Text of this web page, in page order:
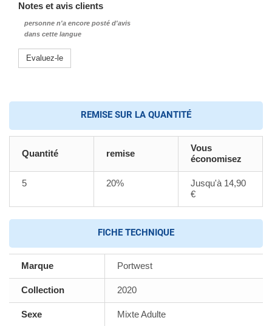
Notes et avis clients
personne n'a encore posté d'avis
dans cette langue
Evaluez-le
REMISE SUR LA QUANTITÉ
Quantité remise
Vous
économisez
5 20%
Jusqu'à 14,90
€
FICHE TECHNIQUE
Marque Portwest
Collection 2020
Sexe Mixte Adulte